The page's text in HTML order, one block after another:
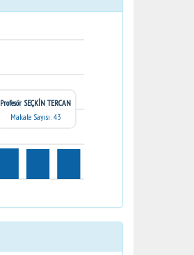
Profesör SEÇKİN TERCAN
Makale Sayısı: 43